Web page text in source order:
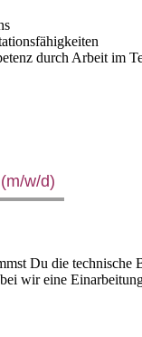
durch Arbeit im
w/d)
Du die technische
wir eine